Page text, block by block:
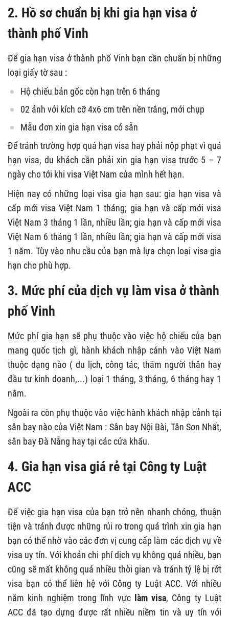
2. Hồ sơ chuẩn bị khi gia hạn visa ở
thành phố Vinh
Để gia hạn visa ở thành phố Vinh bạn cần chuẩn bị những
loại giấy tờ sau :
Hộ chiếu bản gốc còn hạn trên 6 tháng
02 ảnh với kích cỡ 4x6 cm trên nền trắng, mới chụp
Mẫu đơn xin gia hạn visa có sẵn
Để tránh trường hợp quá hạn visa hay phải nộp phạt vì quá
hạn visa, du khách cần phải xin gia hạn visa trước 5 – 7
ngày cho tới khi visa Việt Nam của mình hết hạn.
Hiện nay có những loại visa gia hạn sau: gia hạn visa và
cấp mới visa Việt Nam 1 tháng; gia hạn và cấp mới visa
Việt Nam 3 tháng 1 lần, nhiều lần; gia hạn và cấp mới visa
Việt Nam 6 tháng 1 lần, nhiều lần; gia hạn và cấp mới visa
1 năm. Tùy vào nhu cầu của bạn mà lựa chọn loại visa gia
hạn cho phù hợp.
3. Mức phí của dịch vụ làm visa ở thành
phố Vinh
Mức phí gia hạn sẽ phụ thuộc vào việc hộ chiếu của bạn
mang quốc tịch gì, hành khách nhập cảnh vào Việt Nam
thuộc dạng nào ( du lịch, công tác, thăm người thân hay
đầu tư kinh doanh,...) loại 1 tháng, 3 tháng, 6 tháng hay 1
năm.
Ngoài ra còn phụ thuộc vào việc hành khách nhập cảnh tại
sân bay nào của Việt Nam : Sân bay Nội Bài, Tân Sơn Nhất,
sân bay Đà Nẵng hay tại các cửa khẩu.
4. Gia hạn visa giá rẻ tại Công ty Luật
ACC
Để việc gia hạn visa của bạn trở nên nhanh chóng, thuận
tiện và tránh được những rủi ro trong quá trình xin gia hạn
bạn có thể nhờ vào các đơn vị cung cấp làm các dịch vụ về
visa uy tín. Với khoản chi phí dịch vụ không quá nhiều, bạn
cũng sẽ mất không quá nhiều thời gian và tránh tỷ lệ bị rớt
visa bạn có thể liên hệ với Công ty Luật ACC. Với nhiều
năm kinh nghiệm trong lĩnh vực làm visa, Công ty Luật
ACC đã tạo dựng được rất nhiều niềm tin và uy tín với